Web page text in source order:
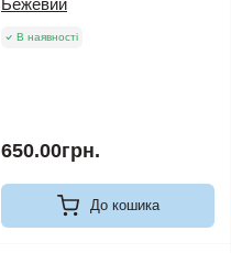
Бежевий
В наявності
650.00грн.
До кошика